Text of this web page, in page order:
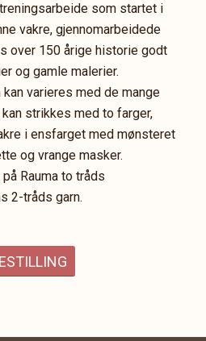
som startet i
vakre, gjennomarbeidede
over 150 årige historie godt
og gamle malerier.
varieres med de mange
strikkes med to farger,
i ensfarget med mønsteret
og vrange masker.
Rauma to tråds
2-tråds garn.